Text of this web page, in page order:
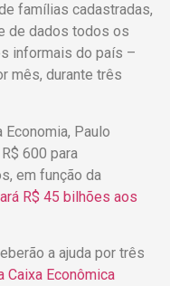
famílias cadastradas,
de dados todos os
informais do país –
mês, durante três
Paulo
600 para
em função da
R$ 45 bilhões aos
a ajuda por três
Econômica